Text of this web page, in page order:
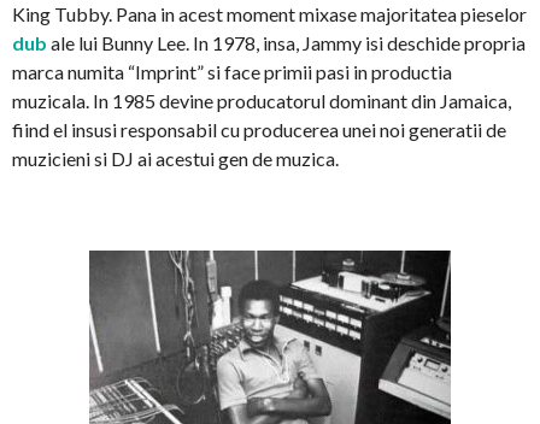
King Tubby. Pana in acest moment mixase majoritatea pieselor
dub ale lui Bunny Lee. In 1978, insa, Jammy isi deschide propria
marca numita “Imprint” si face primii pasi in productia
muzicala. In 1985 devine producatorul dominant din Jamaica,
fiind el insusi responsabil cu producerea unei noi generatii de
muzicieni si DJ ai acestui gen de muzica.